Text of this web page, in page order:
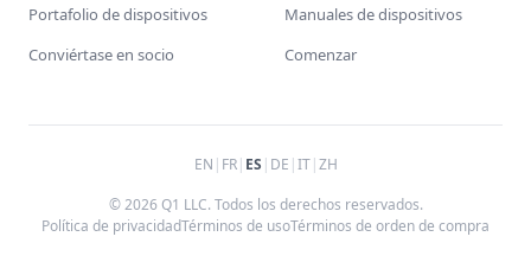
Portafolio de dispositivos
Conviértase en socio
Manuales de dispositivos
Comenzar
EN | FR| ES | DE |IT|ZH
© 2026 Q1 LLC. Todos los derechos reservados.
Política de privacidadTérminos de usoTérminos de orden de compra